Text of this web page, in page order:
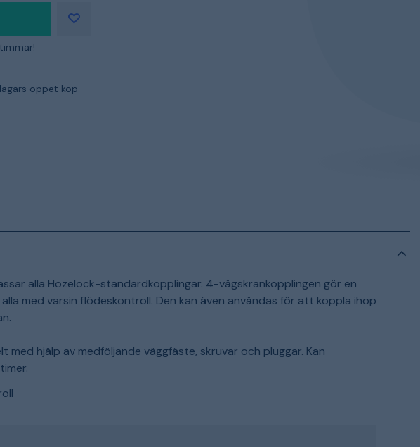
öppet köp
alla Hozelock-standardkopplingar. 4-vägskrankopplingen gör en
med varsin flödeskontroll. Den kan även användas för att koppla ihop
med hjälp av medföljande väggfäste, skruvar och pluggar. Kan